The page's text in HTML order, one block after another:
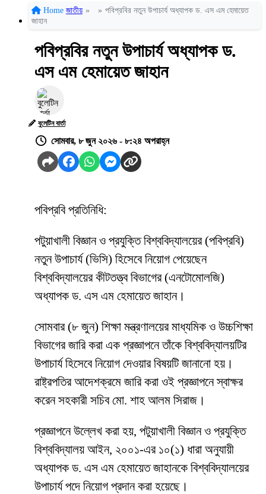
Home জাতীয় » » পবিপ্রবির নতুন উপাচার্য অধ্যাপক ড. এস এম হেমায়েত
জাহান
পবিপ্রবির নতুন উপাচার্য অধ্যাপক ড.
এস এম হেমায়েত জাহান
বুলেটিন বার্তা
সোমবার, ৮ জুন ২০২৬ - ৮:২৪ অপরাহ্ন
পবিপ্রবি প্রতিনিধি:
পটুয়াখালী বিজ্ঞান ও প্রযুক্তি বিশ্ববিদ্যালয়ের (পবিপ্রবি)
নতুন উপাচার্য (ভিসি) হিসেবে নিয়োগ পেয়েছেন
বিশ্ববিদ্যালয়ের কীটতত্ত্ব বিভাগের (এনটোমোলজি)
অধ্যাপক ড. এস এম হেমায়েত জাহান।
সোমবার (৮ জুন) শিক্ষা মন্ত্রণালয়ের মাধ্যমিক ও উচ্চশিক্ষা
বিভাগের জারি করা এক প্রজ্ঞাপনে তাঁকে বিশ্ববিদ্যালয়টির
উপাচার্য হিসেবে নিয়োগ দেওয়ার বিষয়টি জানানো হয়।
রাষ্ট্রপতির আদেশক্রমে জারি করা ওই প্রজ্ঞাপনে স্বাক্ষর
করেন সহকারী সচিব মো. শাহ আলম সিরাজ।
প্রজ্ঞাপনে উল্লেখ করা হয়, পটুয়াখালী বিজ্ঞান ও প্রযুক্তি
বিশ্ববিদ্যালয় আইন, ২০০১-এর ১০(১) ধারা অনুযায়ী
অধ্যাপক ড. এস এম হেমায়েত জাহানকে বিশ্ববিদ্যালয়ের
উপাচার্য পদে নিয়োগ প্রদান করা হয়েছে।